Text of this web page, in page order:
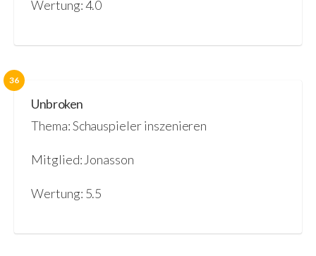
Wertung: 4.0
36
Unbroken
Thema: Schauspieler inszenieren
Mitglied: Jonasson
Wertung: 5.5